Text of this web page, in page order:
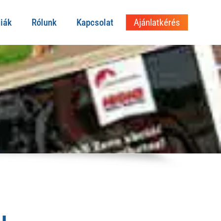
Rólunk Kapcsolat Ajánlatkérés